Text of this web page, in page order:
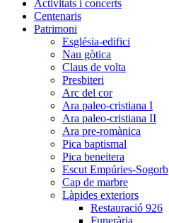
Activitats i concerts
Centenaris
Patrimoni
Església-edifici
Nau gòtica
Claus de volta
Presbiteri
Arc del cor
Ara paleo-cristiana I
Ara paleo-cristiana II
Ara pre-romànica
Pica baptismal
Pica beneitera
Escut Empúries-Sogorb
Cap de marbre
Làpides exteriors
Restauració 926
Funerària